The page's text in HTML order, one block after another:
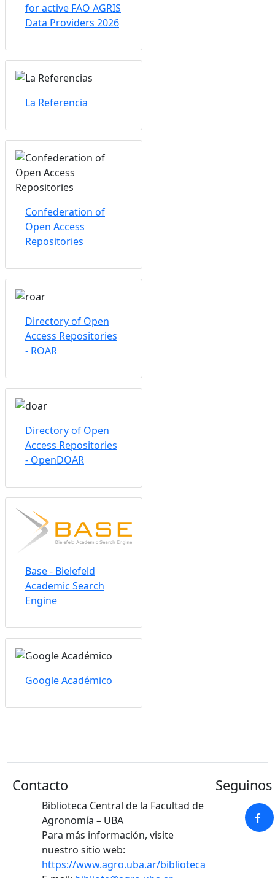
for active FAO AGRIS
Data Providers 2026
La Referencia
Confederation of
Open Access
Repositories
Directory of Open
Access Repositories
- ROAR
Directory of Open
Access Repositories
- OpenDOAR
Base - Bielefeld
Academic Search
Engine
Google Académico
Contacto
Biblioteca Central de la Facultad de
Agronomía – UBA
Para más información, visite
nuestro sitio web:
https://www.agro.uba.ar/biblioteca